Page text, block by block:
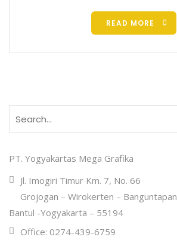
READ MORE
PT. Yogyakartas Mega Grafika
Jl. Imogiri Timur Km. 7, No. 66
Grojogan – Wirokerten – Banguntapan
Bantul -Yogyakarta – 55194
Office: 0274-439-6759